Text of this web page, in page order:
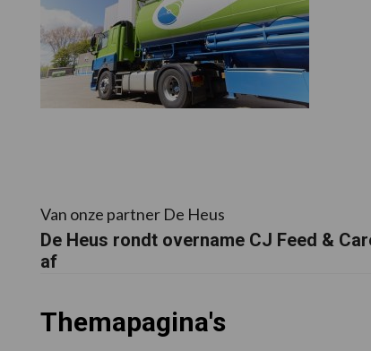
Van onze partner De Heus
De Heus rondt overname CJ Feed &
af
Themapagina's